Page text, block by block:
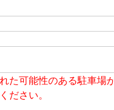
た可能性のある駐車場
ださい。